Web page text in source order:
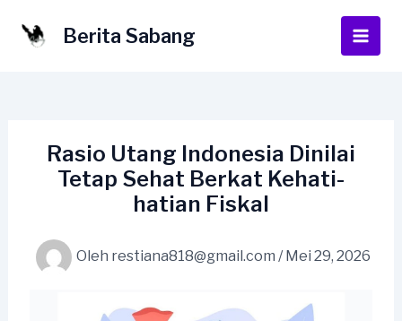
Berita Sabang
Main
Rasio Utang Indonesia Dinilai
Tetap Sehat Berkat Kehati-
hatian Fiskal
Oleh restiana818@gmail.com / Mei 29, 2026